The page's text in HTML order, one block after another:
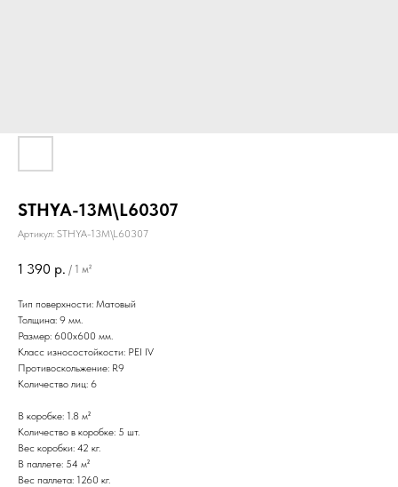
STHYA-13M\L60307
Артикул: STHYA-13M\L60307
1 390 р. / 1 м²
Тип поверхности: Матовый
Толщина: 9 мм.
Размер: 600х600 мм.
Класс износостойкости: PEI IV
Противоскольжение: R9
Количество лиц: 6
В коробке: 1.8 м²
Количество в коробке: 5 шт.
Вес коробки: 42 кг.
В паллете: 54 м²
Вес паллета: 1260 кг.